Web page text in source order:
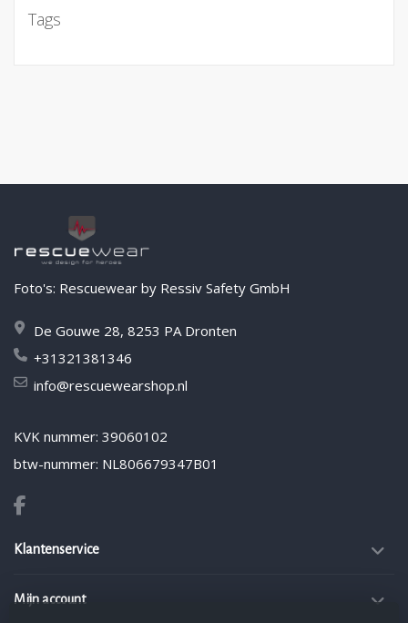
Tags
Foto's: Rescuewear by Ressiv Safety GmbH
De Gouwe 28, 8253 PA Dronten
+31321381346
info@rescuewearshop.nl
KVK nummer: 39060102
btw-nummer: NL806679347B01
Klantenservice
Mijn account